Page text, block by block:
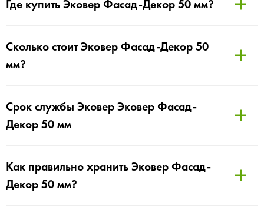
Где купить Эковер Фасад-Декор 50 мм?
Сколько стоит Эковер Фасад-Декор 50
мм?
Срок службы Эковер Эковер Фасад-
Декор 50 мм
Как правильно хранить Эковер Фасад-
Декор 50 мм?